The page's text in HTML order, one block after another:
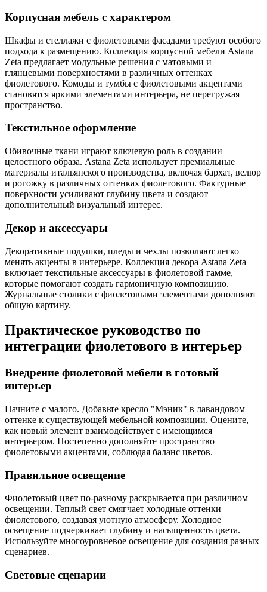
Корпусная мебель с характером
Шкафы и стеллажи с фиолетовыми фасадами требуют особого
подхода к размещению. Коллекция корпусной мебели Astana
Zeta предлагает модульные решения с матовыми и
глянцевыми поверхностями в различных оттенках
фиолетового. Комоды и тумбы с фиолетовыми акцентами
становятся яркими элементами интерьера, не перегружая
пространство.
Текстильное оформление
Обивочные ткани играют ключевую роль в создании
целостного образа. Astana Zeta использует премиальные
материалы итальянского производства, включая бархат, велюр
и рогожку в различных оттенках фиолетового. Фактурные
поверхности усиливают глубину цвета и создают
дополнительный визуальный интерес.
Декор и аксессуары
Декоративные подушки, пледы и чехлы позволяют легко
менять акценты в интерьере. Коллекция декора Astana Zeta
включает текстильные аксессуары в фиолетовой гамме,
которые помогают создать гармоничную композицию.
Журнальные столики с фиолетовыми элементами дополняют
общую картину.
Практическое руководство по
интеграции фиолетового в интерьер
Внедрение фиолетовой мебели в готовый
интерьер
Начните с малого. Добавьте кресло "Мэник" в лавандовом
оттенке к существующей мебельной композиции. Оцените,
как новый элемент взаимодействует с имеющимся
интерьером. Постепенно дополняйте пространство
фиолетовыми акцентами, соблюдая баланс цветов.
Правильное освещение
Фиолетовый цвет по-разному раскрывается при различном
освещении. Теплый свет смягчает холодные оттенки
фиолетового, создавая уютную атмосферу. Холодное
освещение подчеркивает глубину и насыщенность цвета.
Используйте многоуровневое освещение для создания разных
сценариев.
Световые сценарии